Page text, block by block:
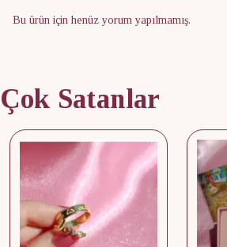
Bu ürün için henüz yorum yapılmamış.
Çok Satanlar